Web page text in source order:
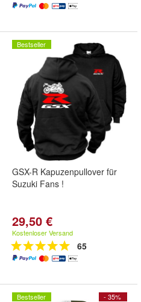
Bestseller
GSX-R Kapuzenpullover für
Suzuki Fans !
29,50 €
Kostenloser Versand
65
- 35%
Bestseller